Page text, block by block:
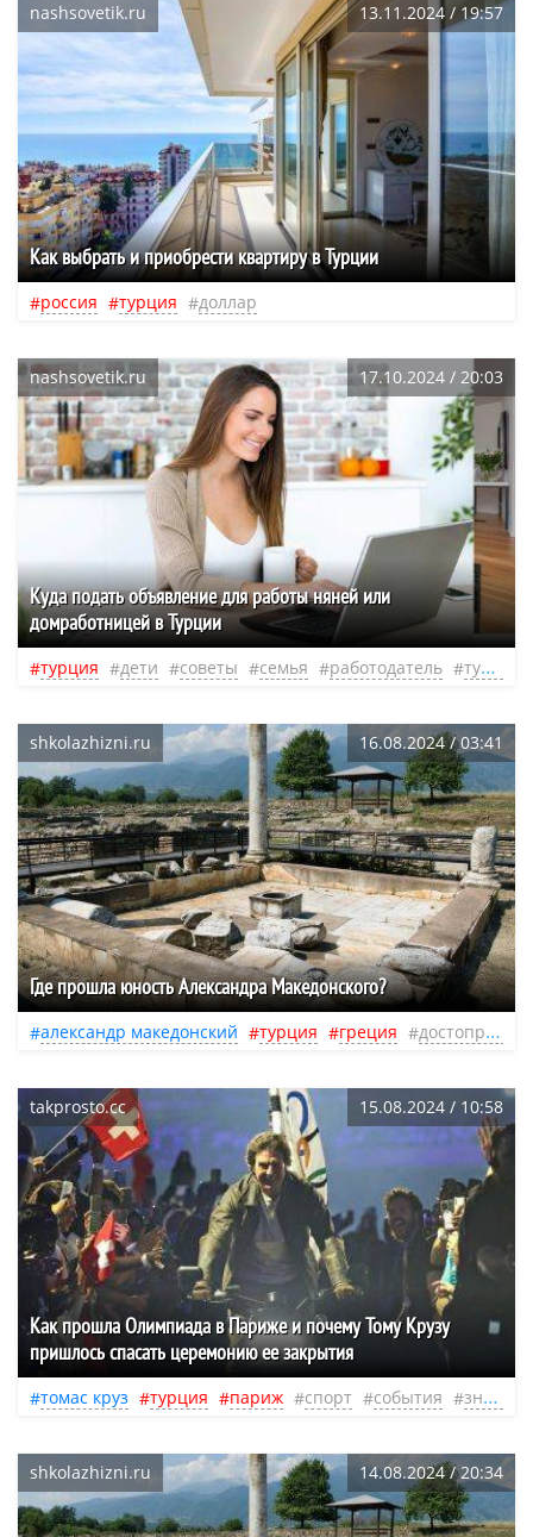
nashsovetik.ru 13.11.2024 / 19:57
Как выбрать и приобрести квартиру в Турции
россия турция доллар
nashsovetik.ru 17.10.2024 / 20:03
Куда подать объявление для работы няней или
домработницей в Турции
турция дети советы семья работодатель турецкая
shkolazhizni.ru 16.08.2024 / 03:41
Где прошла юность Александра Македонского?
александр македонский турция греция достопримечательности
takprosto.cc 15.08.2024 / 10:58
Как прошла Олимпиада в Париже и почему Тому Крузу
пришлось спасать церемонию ее закрытия
томас круз турция париж спорт события знаменитости
shkolazhizni.ru 14.08.2024 / 20:34